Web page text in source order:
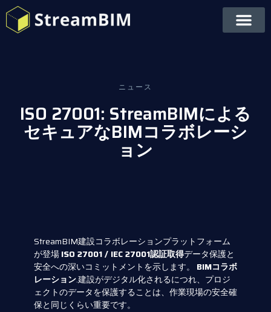
ニュース
ISO 27001: StreamBIMによる
セキュアなBIMコラボレーシ
ョン
StreamBIM建設コラボレーションプラットフォーム
が登場ISO 27001 / IEC 27001認証取得データ保護と
安全への深いコミットメントを示します。 BIMコラボ
レーション.建設がデジタル化されるにつれ、プロジ
ェクトのデータを保護することは、作業現場の安全確
保と同じくらい重要です。